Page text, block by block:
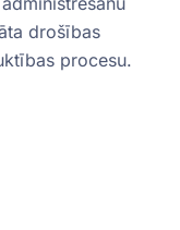
drošības
procesu.